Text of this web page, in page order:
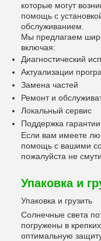
которые могут
помощь с
обслуживанием.
Мы предлагаем
включая:
Диагностический
Актуализации
Замена частей
Ремонт и
Локальный сервис
Поддержка гарантии
Если вам имеете
помощь с вашими
пожалуйста не
Упаковка и
Упаковка и грузить
Солнечные света
погружены в
оптимальную